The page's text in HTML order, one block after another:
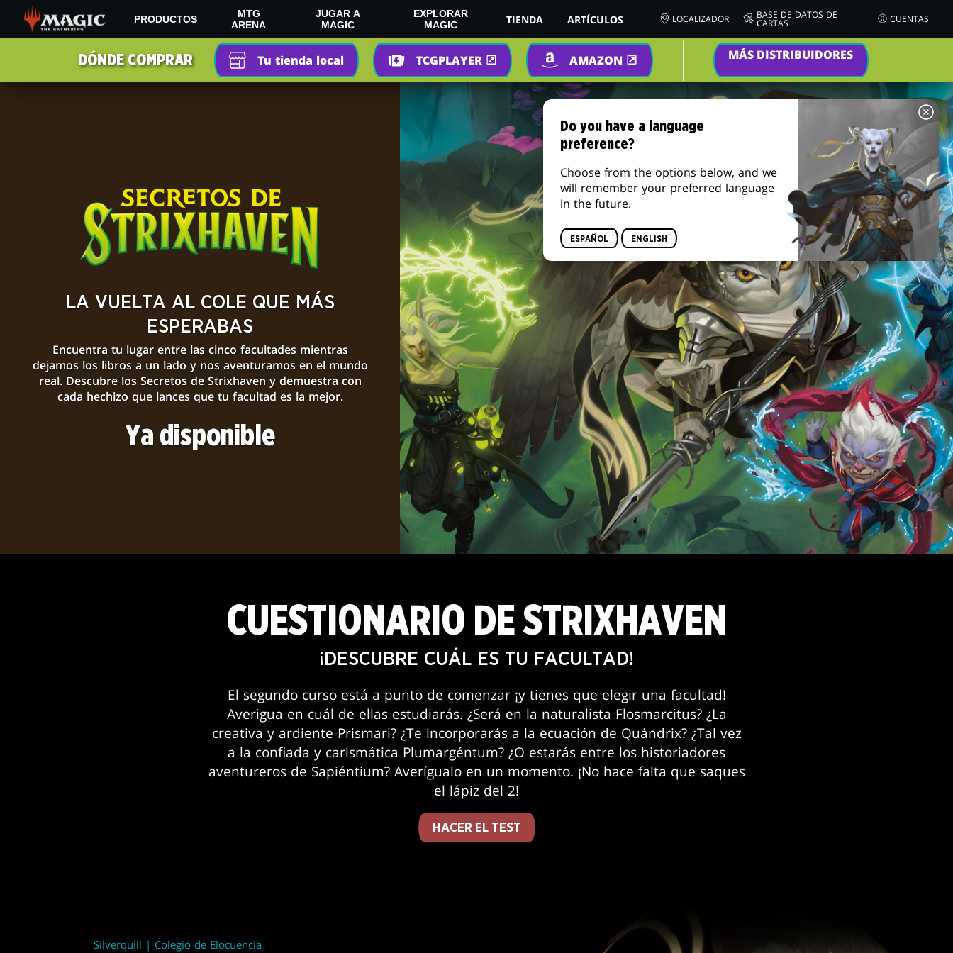
main
PRODUCTOS
MTG
ARENA
JUGAR A
MAGIC
EXPLORAR
MAGIC
TIENDA ARTÍCULOS LOCALIZADOR BASE DE DATOS DE
CARTAS CUENTAS
SECRETOS
DE
DÓNDE COMPRAR Tu tienda local TCGPLAYER AMAZON MÁS DISTRIBUIDORES
LA VUELTA AL COLE QUE MÁS
ESPERABAS
Encuentra tu lugar entre las cinco facultades mientras
dejamos los libros a un lado y nos aventuramos en el mundo
real. Descubre los Secretos de Strixhaven y demuestra con
cada hechizo que lances que tu facultad es la mejor.
Ya disponible
CUESTIONARIO DE STRIXHAVEN
¡DESCUBRE CUÁL ES TU FACULTAD!
El segundo curso está a punto de comenzar ¡y tienes que elegir una facultad!
Averigua en cuál de ellas estudiarás. ¿Será en la naturalista Flosmarcitus? ¿La
creativa y ardiente Prismari? ¿Te incorporarás a la ecuación de Quándrix? ¿Tal vez
a la confiada y carismática Plumargéntum? ¿O estarás entre los historiadores
aventureros de Sapiéntium? Averígualo en un momento. ¡No hace falta que saques
el lápiz del 2!
HACER EL TEST
Silverquill | Colegio de Elocuencia
Prismari | Facultad de las artes elementales
Flosmarcitus | Facultad de la vida y la muerte
Sapiéntium | Facultad de arqueomancia
Quándrix | Facultad de numeromancia
Do you have a language
preference?
Choose from the options below, and we
will remember your preferred language
in the future.
ESPAÑOL ENGLISH